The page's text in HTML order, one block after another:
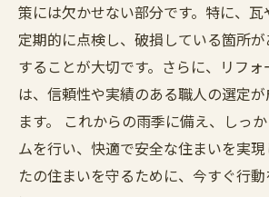
策には欠かせない部分です。特に、
定期的に点検し、破損している箇所
することが大切です。さらに、リフ
は、信頼性や実績のある職人の選定
ます。 これからの雨季に備え、しっ
ムを行い、快適で安全な住まいを実
たの住まいを守るために、今すぐ行